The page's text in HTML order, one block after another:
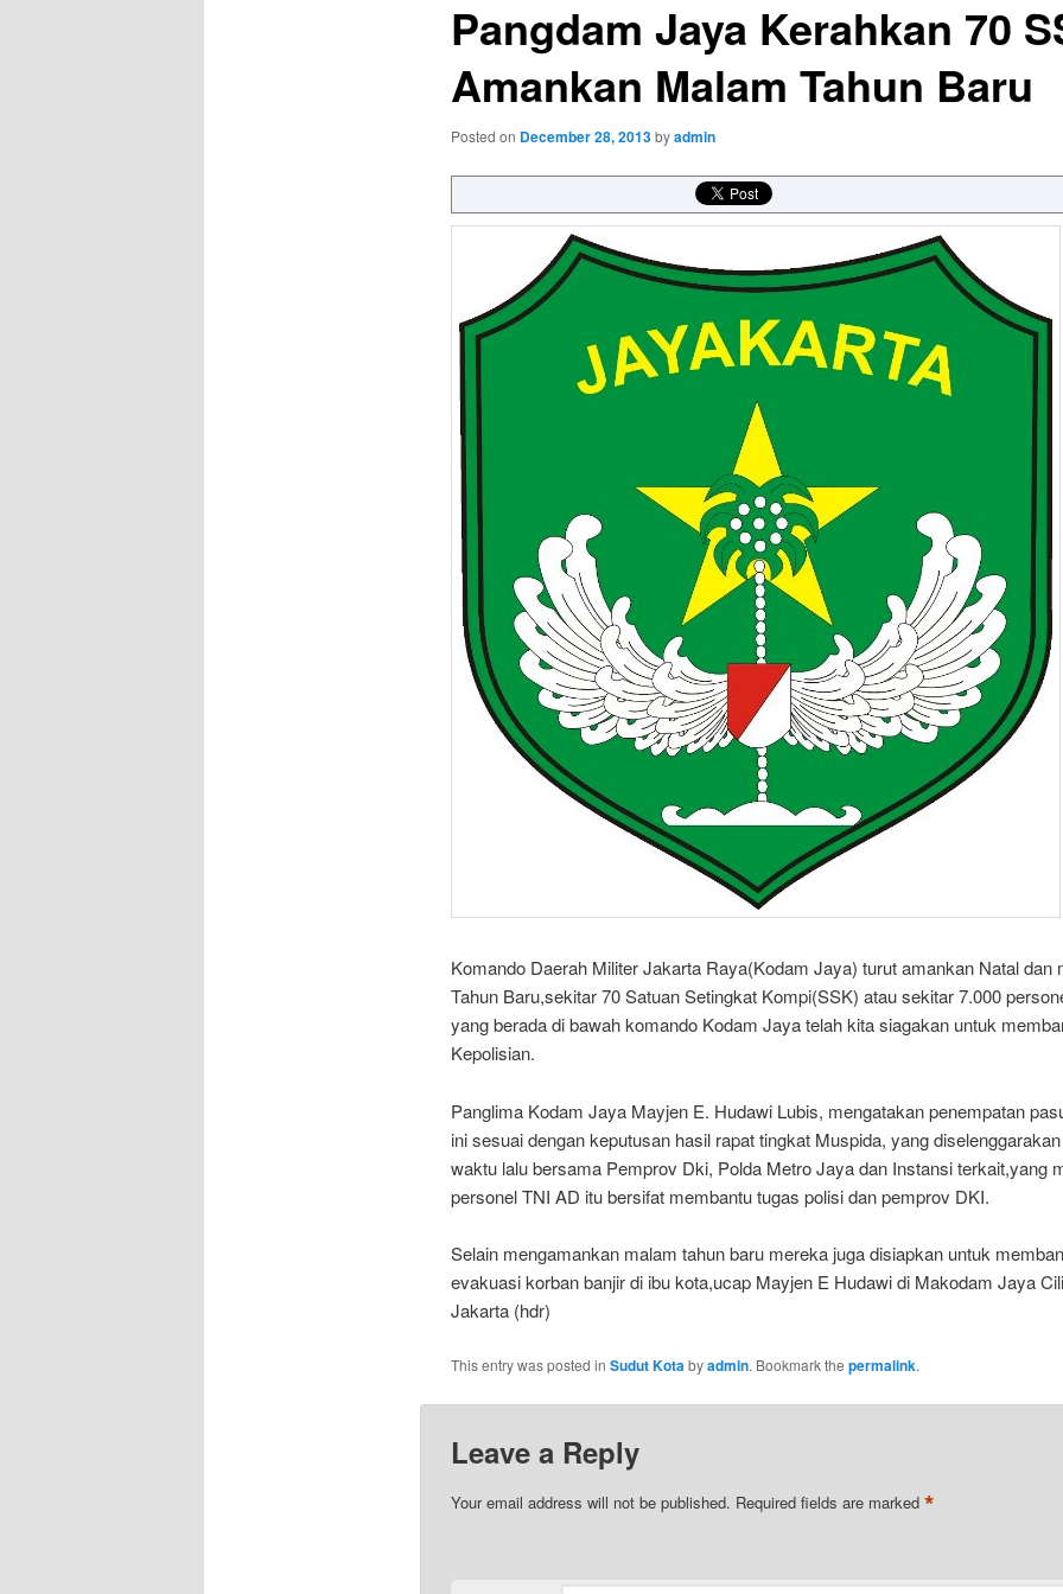
Pangdam Jaya Kerahkan 70
Amankan Malam Tahun Baru
Posted on December 28, 2013byadmin
Komando Daerah Militer Jakarta Raya(Kodam Jaya) turut amankan Natal dan
Tahun Baru,sekitar 70 Satuan Setingkat Kompi(SSK) atau sekitar 7.000
yang berada di bawah komando Kodam Jaya telah kita siagakan untuk
Kepolisian.
Panglima Kodam Jaya Mayjen E. Hudawi Lubis, mengatakan penempatan
ini sesuai dengan keputusan hasil rapat tingkat Muspida, yang
waktu lalu bersama Pemprov Dki, Polda Metro Jaya dan Instansi terkait,yang
personel TNI AD itu bersifat membantu tugas polisi dan pemprov DKI.
Selain mengamankan malam tahun baru mereka juga disiapkan untuk
evakuasi korban banjir di ibu kota,ucap Mayjen E Hudawi di Makodam Jaya
Jakarta (hdr)
This entry was posted in Sudut Kota byadmin. Bookmark the permalink.
Leave a Reply
Your email address will not be published. Required fields are marked *